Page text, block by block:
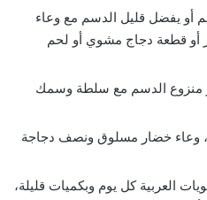
أو يفضل قليل الدسم مع وعاء
أو قطعة دجاج مشوي أو لحم
منزوع الدسم مع سلطة وسمك
خضار مسلوق ونصف دجاجة
العربية كل يوم وبكميات قليلة،